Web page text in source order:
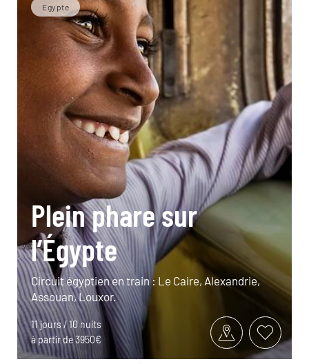
Egypte
Plein phare sur
l’Égypte
Circuit égyptien en train : Le Caire, Alexandrie,
Assouan, Louxor.
11 jours / 10 nuits
à partir de 3950€